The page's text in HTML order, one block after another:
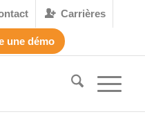
Carrières
une démo